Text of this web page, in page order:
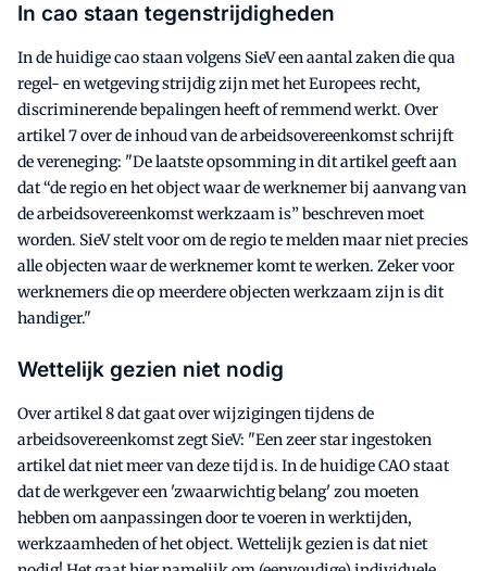
In cao staan tegenstrijdigheden
In de huidige cao staan volgens SieV een aantal zaken die qua
regel- en wetgeving strijdig zijn met het Europees recht,
discriminerende bepalingen heeft of remmend werkt. Over
artikel 7 over de inhoud van de arbeidsovereenkomst schrijft
de vereneging: "De laatste opsomming in dit artikel geeft aan
dat “de regio en het object waar de werknemer bij aanvang van
de arbeidsovereenkomst werkzaam is” beschreven moet
worden. SieV stelt voor om de regio te melden maar niet precies
alle objecten waar de werknemer komt te werken. Zeker voor
werknemers die op meerdere objecten werkzaam zijn is dit
handiger."
Wettelijk gezien niet nodig
Over artikel 8 dat gaat over wijzigingen tijdens de
arbeidsovereenkomst zegt SieV: "Een zeer star ingestoken
artikel dat niet meer van deze tijd is. In de huidige CAO staat
dat de werkgever een 'zwaarwichtig belang' zou moeten
hebben om aanpassingen door te voeren in werktijden,
werkzaamheden of het object. Wettelijk gezien is dat niet